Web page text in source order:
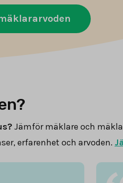
Jämför mäklare och
erfarenhet och arvoden.